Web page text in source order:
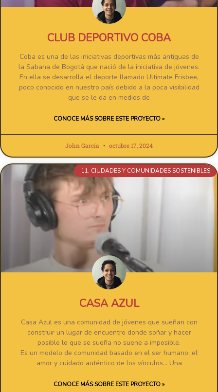
CLUB DEPORTIVO COBA
Coba es una de las iniciativas deportivas más antiguas de
la Sabana de Bogotá que nació de la iniciativa de jóvenes.
En ella se desarrolla el deporte llamado Ultimate Frisbee,
poco conocido en nuestro país debido a la poca visibilidad
que se le da en medios de
CONOCE MÁS SOBRE ESTE PROYECTO »
John García octubre 17, 2024
11. CIUDADES Y COMUNIDADES SOSTENIBLES
CASA AZUL
Casa Azul es una comunidad de jóvenes que sueñan con
construir un lugar de encuentro donde soñar y hacer
posible lo que se sueña no suene a imposible.
Es un modelo de comunidad basado en el ser humano, el
amor y cuidado auténtico de los vínculos… Una
CONOCE MÁS SOBRE ESTE PROYECTO »